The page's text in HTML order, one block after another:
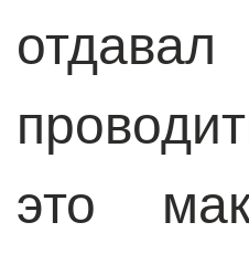
это